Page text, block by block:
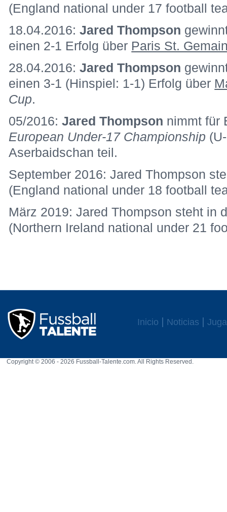
(England national under 17 football
18.04.2016:Jared Thompson
einen 2-1 Erfolg über Paris St.
28.04.2016:Jared Thompson
einen 3-1 (Hinspiel: 1-1) Erfolg über
Cup.
05/2016:Jared Thompson nimmt für
European Under-17 Championship
Aserbaidschan teil.
September 2016: Jared Thompson
(England national under 18 football
März 2019: Jared Thompson steht in
(Northern Ireland national under 21
Inicio Noticias
Copyright © 2006 - 2026 Fussball-Talente.com. All Rights Reserved.